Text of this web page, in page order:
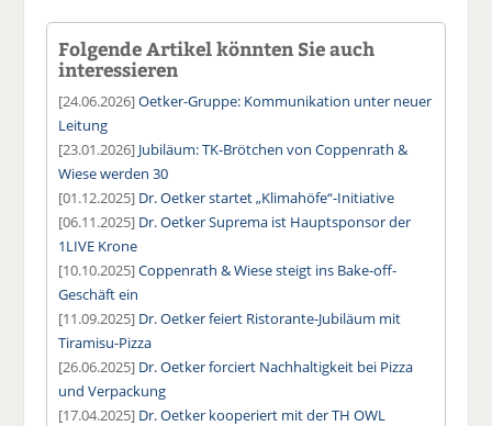
Folgende Artikel könnten Sie auch
interessieren
[24.06.2026]Oetker-Gruppe: Kommunikation unter neuer
Leitung
[23.01.2026] Jubiläum: TK-Brötchen von Coppenrath &
Wiese werden 30
[01.12.2025] Dr. Oetker startet „Klimahöfe“-Initiative
[06.11.2025] Dr. Oetker Suprema ist Hauptsponsor der
1LIVE Krone
[10.10.2025]Coppenrath & Wiese steigt ins Bake-off-
Geschäft ein
[11.09.2025] Dr. Oetker feiert Ristorante-Jubiläum mit
Tiramisu-Pizza
[26.06.2025] Dr. Oetker forciert Nachhaltigkeit bei Pizza
und Verpackung
[17.04.2025] Dr. Oetker kooperiert mit der TH OWL